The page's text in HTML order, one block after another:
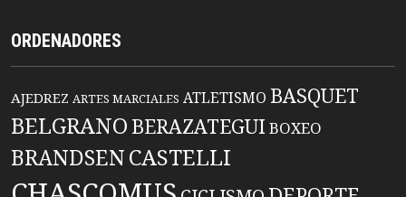
ORDENADORES
AJEDREZ ARTES MARCIALES ATLETISMO BASQUET
BELGRANO BERAZATEGUIBOXEO
BRANDSENCASTELLI